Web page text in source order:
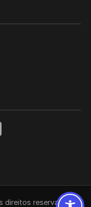
direitos reservados.